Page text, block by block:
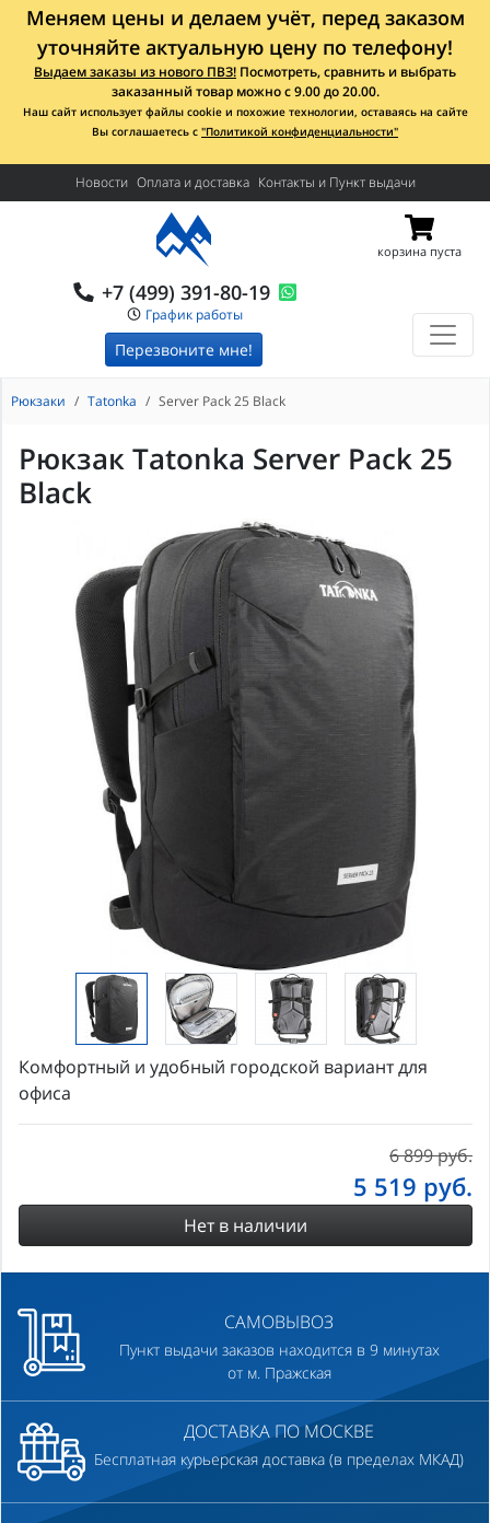
Меняем цены и делаем учёт, перед заказом
уточняйте актуальную цену по телефону!
Выдаем заказы из нового ПВЗ! Посмотреть, сравнить и выбрать
заказанный товар можно с 9.00 до 20.00.
Наш сайт использует файлы cookie и похожие технологии, оставаясь на сайте
Вы соглашаетесь с "Политикой конфиденциальности"
Новости Оплата и доставка Контакты и Пункт выдачи
+7 (499) 391-80-19
График работы
Перезвоните мне!
корзина пуста
Рюкзаки Tatonka Server Pack 25 Black
Рюкзак Tatonka Server Pack 25
Black
Комфортный и удобный городской вариант для
офиса
6 899 руб.
5 519 руб.
Нет в наличии
САМОВЫВОЗ
Пункт выдачи заказов находится в 9 минутах
от м. Пражская
ДОСТАВКА ПО МОСКВЕ
Бесплатная курьерская доставка (в пределах МКАД)